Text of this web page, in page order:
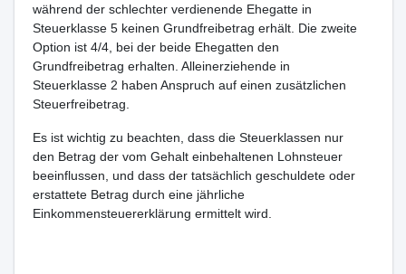
während der schlechter verdienende Ehegatte in
Steuerklasse 5 keinen Grundfreibetrag erhält. Die zweite
Option ist 4/4, bei der beide Ehegatten den
Grundfreibetrag erhalten. Alleinerziehende in
Steuerklasse 2 haben Anspruch auf einen zusätzlichen
Steuerfreibetrag.
Es ist wichtig zu beachten, dass die Steuerklassen nur
den Betrag der vom Gehalt einbehaltenen Lohnsteuer
beeinflussen, und dass der tatsächlich geschuldete oder
erstattete Betrag durch eine jährliche
Einkommensteuererklärung ermittelt wird.